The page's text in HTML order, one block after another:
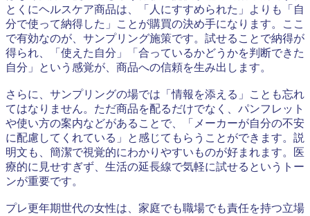
とくにヘルスケア商品は、「人にすすめられた」よりも「自
分で使って納得した」ことが購買の決め手になります。ここ
で有効なのが、サンプリング施策です。試せることで納得が
得られ、「使えた自分」「合っているかどうかを判断できた
自分」という感覚が、商品への信頼を生み出します。
さらに、サンプリングの場では「情報を添える」ことも忘れ
てはなりません。ただ商品を配るだけでなく、パンフレット
や使い方の案内などがあることで、「メーカーが自分の不安
に配慮してくれている」と感じてもらうことができます。説
明文も、簡潔で視覚的にわかりやすいものが好まれます。医
療的に見せすぎず、生活の延長線で気軽に試せるというトー
ンが重要です。
プレ更年期世代の女性は、家庭でも職場でも責任を持つ立場